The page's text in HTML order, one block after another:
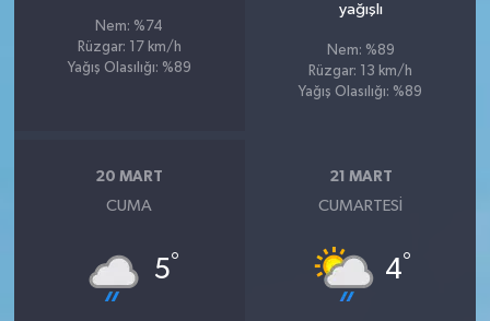
Nem: %74
Rüzgar: 17 km/h
Yağış Olasılığı: %89
yağışlı
Nem: %89
Rüzgar: 13 km/h
Yağış Olasılığı: %89
20 MART
CUMA
5°
21 MART
CUMARTESI
4°